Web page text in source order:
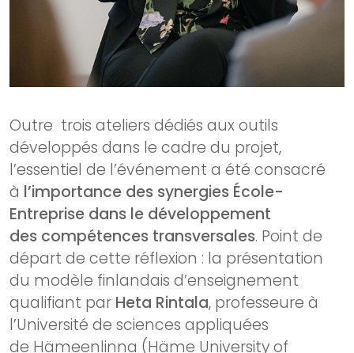
Outre trois ateliers dédiés aux outils
développés dans le cadre du projet,
l’essentiel de l’événement a été consacré
à l’importance des synergies École-
Entreprise dans le développement
des compétences transversales. Point de
départ de cette réflexion : la présentation
du modèle finlandais d’enseignement
qualifiant par Heta Rintala, professeure à
l’Université de sciences appliquées
de Hämeenlinna (Häme University of